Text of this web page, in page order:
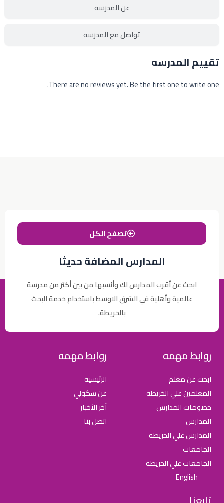
عن المدرسه
تواصل مع المدرسه
تقييم المدرسه
There are no reviews yet. Be the first one to write one.
المدارس المضافة حديثاً
ابحث عن أقرب المدارس لك وأنسبها من بين أكثر من مدرسة
عالمية وأهلية في الشرق الاوسط باستخدام خدمة البحث
بالخريطة.
تصفح الكل
روابط مهمه
ابحث عن معلم
المعلمين علي الخريطه
خصومات المدارس
المدارس
المدارس علي الخريطه
الجامعات
الجامعات علي الخريطه
English
روابط مهمه
الرئيسية
عن سكولي
آخر الأخبار
اتصل بنا